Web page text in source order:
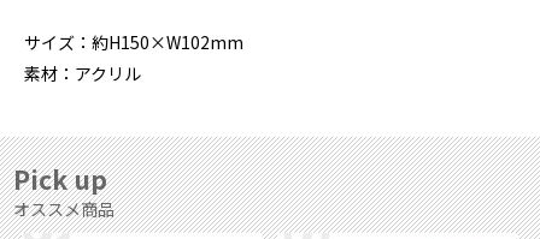
サイズ：約H150×W102mm
素材：アクリル
Pick up
オススメ商品